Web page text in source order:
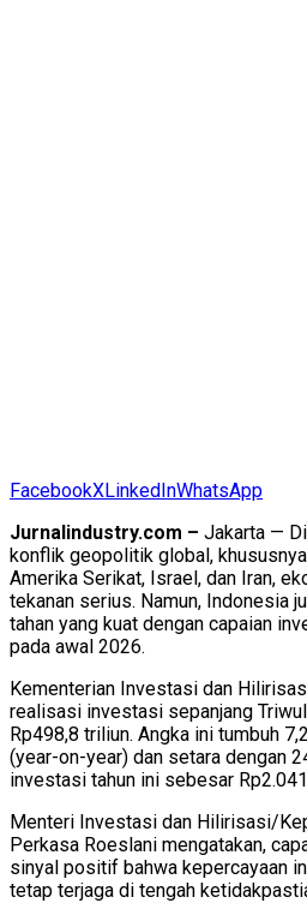
FacebookXLinkedInWhatsApp
Jurnalindustry.com – Jakarta —
konflik geopolitik global,
Amerika Serikat, Israel, dan Iran,
tekanan serius. Namun, Indonesia
tahan yang kuat dengan capaian
pada awal 2026.
Kementerian Investasi dan
realisasi investasi sepanjang
Rp498,8 triliun. Angka ini tumbuh
(year-on-year) dan setara dengan
investasi tahun ini sebesar
Menteri Investasi dan Hilirisasi/
Perkasa Roeslani mengatakan,
sinyal positif bahwa kepercayaan
tetap terjaga di tengah